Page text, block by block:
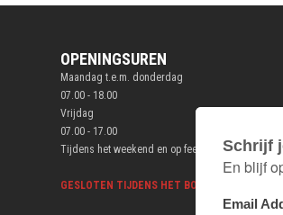
OPENINGSUREN
Maandag t.e.m. donderdag
07.00 - 18.00
Vrijdag
07.00 - 17.00
Tijdens het weekend en op feestdagen gesloten
GESLOTEN TIJDENS HET BOUWVERLOF VAN